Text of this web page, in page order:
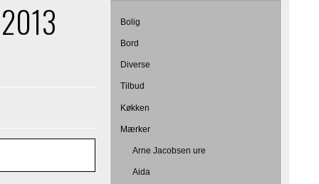
Bolig
Bord
Diverse
Tilbud
Køkken
Mærker
Arne Jacobsen ure
Aida